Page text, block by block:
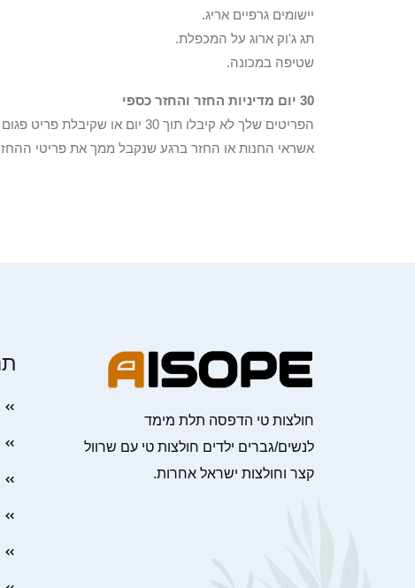
יישומים גרפיים אריג.
תג ג'וק ארוג על המכפלת.
שטיפה במכונה.
30 יום מדיניות החזר והחזר כספי
הפריטים שלך לא קיבלו תוך
אשראי החנות או החזר ברגע שנקבל ממך את פריטי
חולצות טי הדפסה תלת מימד
לנשים/גברים ילדים חולצות טי עם שרוול
קצר וחולצות ישראל אחרות.